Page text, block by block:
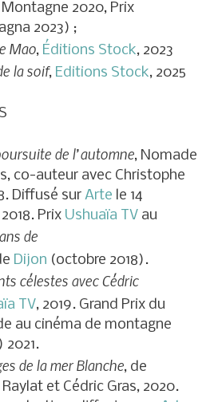
Montagne 2020, Prix
2023) ;
Mao, Éditions Stock, 2023
la soif, Editions Stock, 2025
de l’automne, Nomade
co-auteur avec Christophe
Diffusé sur Arte le 14
. Prix Ushuaïa TV au
de
Dijon (octobre 2018) .
célestes avec Cédric
TV, 2019. Grand Prix du
au cinéma de montagne
2021.
de la mer Blanche, de
et Cédric Gras, 2020.